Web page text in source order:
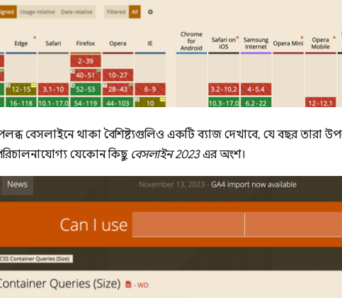
বেসলাইনে থাকা বৈশিষ্ট্যগুলিও একটি ব্যাজ দেখাবে, যে বছর তারা
যেকোন কিছু বেসলাইন 2023এর অংশ।